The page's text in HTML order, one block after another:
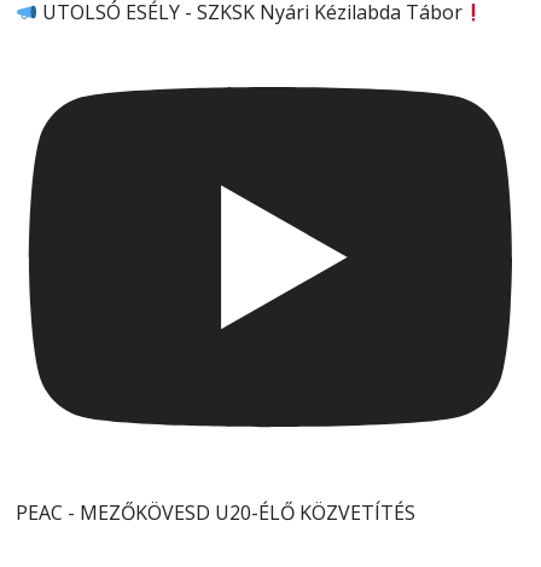
UTOLSÓ ESÉLY - SZKSK Nyári Kézilabda Tábor
PEAC - MEZŐKÖVESD U20-ÉLŐ KÖZVETÍTÉS